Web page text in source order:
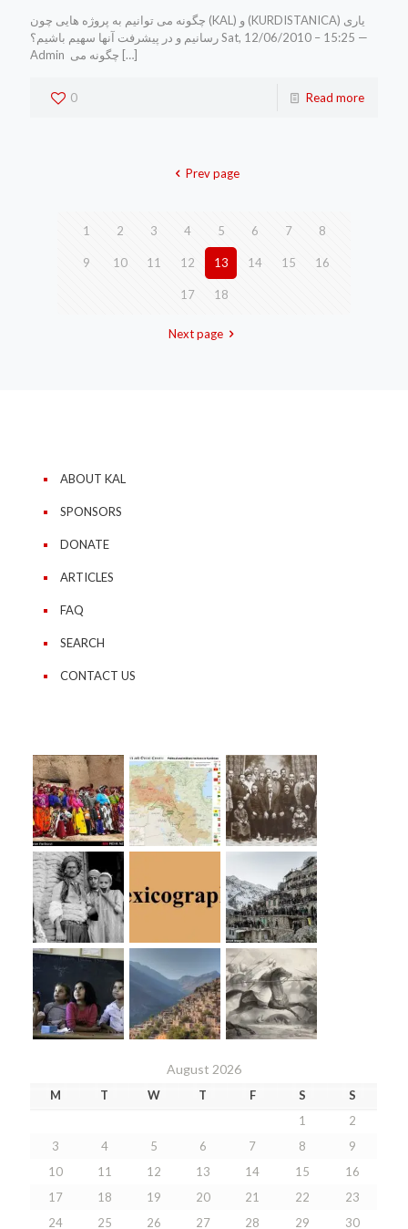
چگونه می توانیم به پروژه هایی چون (KAL) و (KURDISTANICA) یاری
رسانیم و در پیشرفت آنها سهیم باشیم؟ Sat, 12/06/2010 – 15:25 —
Admin چگونه می […]
0 Read more
Prev page
1 2 3 4 5 6 7 8
9 10 11 12 13 14 15 16
17 18
Next page
ABOUT KAL
SPONSORS
DONATE
ARTICLES
FAQ
SEARCH
CONTACT US
August 2026
M T W T F S
S
1
2
3
4 5 6 7 8
9
10
11 12 13 14 15
16
17
18 19 20 21 22
23
24
25 26 27 28 29 30